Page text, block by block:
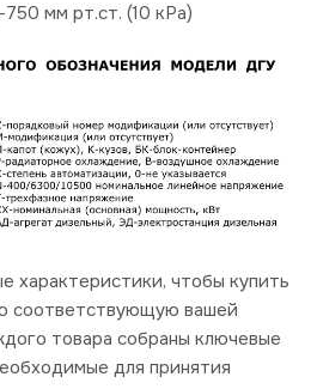
мм рт.ст. (10 кРа)
характеристики, чтобы купить
соответствующую вашей
товара собраны ключевые
для принятия